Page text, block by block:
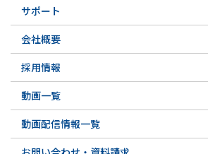
その他の導入事例
軸受け付きシールユニット
実例ご紹介
特殊用途用メカニカルシール
メカニカルシールの不思議
サポート
実例ご紹介
会社概要
会社沿革
関連会社
採用情報
先輩の声
募集要項&FAQ
動画一覧
初級講座
専門用語の解説
動画配信情報一覧